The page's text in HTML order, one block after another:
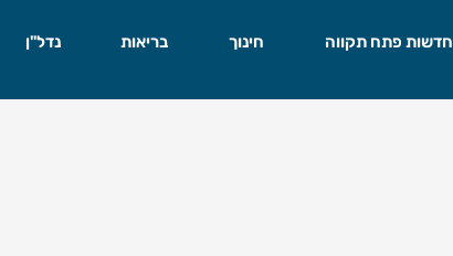
חדשות פתח תקווה חינוך בריאות נדל"ן